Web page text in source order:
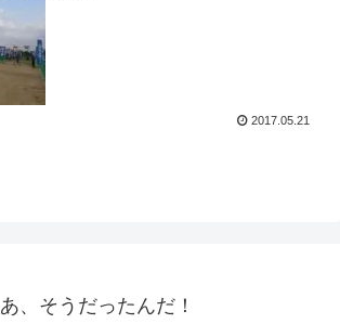
2017.05.21
あ、そうだったんだ！